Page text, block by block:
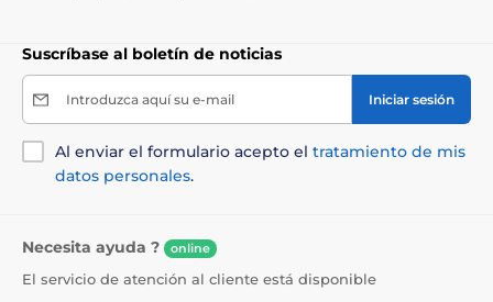
Suscríbase al boletín de noticias
Introduzca aquí su e-mail Iniciar sesión
Al enviar el formulario acepto el tratamiento de mis
datos personales.
Necesita ayuda ? online
El servicio de atención al cliente está disponible